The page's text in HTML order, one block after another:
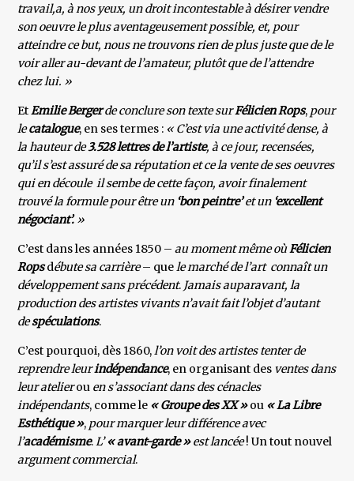
travail,a, à nos yeux, un droit incontestable à désirer vendre
son oeuvre le plus aventageusement possible, et, pour
atteindre ce but, nous ne trouvons rien de plus juste que de le
voir aller au-devant de l’amateur, plutôt que de l’attendre
chez lui. »
EtEmilie Bergerde conclure son texte surFélicien Rops, pour
lecatalogue, en ses termes : « C’est via une activité dense, à
la hauteur de3.528 lettres de l’artiste, à ce jour, recensées,
qu’il s’est assuré de sa réputation et ce la vente de ses oeuvres
qui en découle il sembe de cette façon, avoir finalement
trouvé la formule pour être un ‘bon peintre’et un ‘excellent
négociant’.»
C’est dans les années 1850 –au moment même oùFélicien
Ropsdébute sa carrière– quele marché de l’art connaît un
développement sans précédent. Jamais auparavant, la
production des artistes vivants n’avait fait l’objet d’autant
despéculations.
C’est pourquoi, dès 1860,l’on voit des artistes tenter de
reprendre leurindépendance, en organisant des ventes dans
leur atelierou en s’associant dans des cénacles
indépendants, comme le « Groupe des XX »ou « La Libre
Esthétique », pour marquer leur différence avec
l’académisme.L’« avant-garde »est lancée! Un tout nouvel
argument commercial.